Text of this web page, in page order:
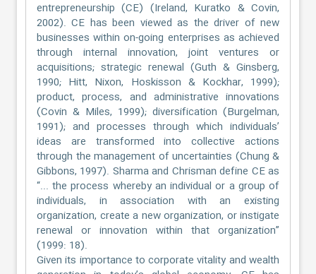
entrepreneurship (CE) (Ireland, Kuratko & Covin,
2002). CE has been viewed as the driver of new
businesses within on-going enterprises as achieved
through internal innovation, joint ventures or
acquisitions; strategic renewal (Guth & Ginsberg,
1990; Hitt, Nixon, Hoskisson & Kockhar, 1999);
product, process, and administrative innovations
(Covin & Miles, 1999); diversification (Burgelman,
1991); and processes through which individuals’
ideas are transformed into collective actions
through the management of uncertainties (Chung &
Gibbons, 1997). Sharma and Chrisman define CE as
“... the process whereby an individual or a group of
individuals, in association with an existing
organization, create a new organization, or instigate
renewal or innovation within that organization”
(1999: 18).
Given its importance to corporate vitality and wealth